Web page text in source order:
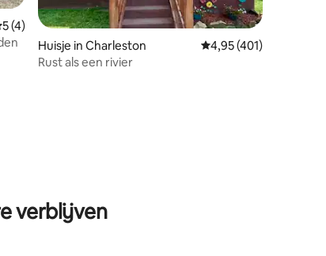
beoordeling van 5 op 5, 4 recensies
5 (4)
Huisje in Charleston Gemiddelde
4,95 (401)
Rust als een rivier
verblijven